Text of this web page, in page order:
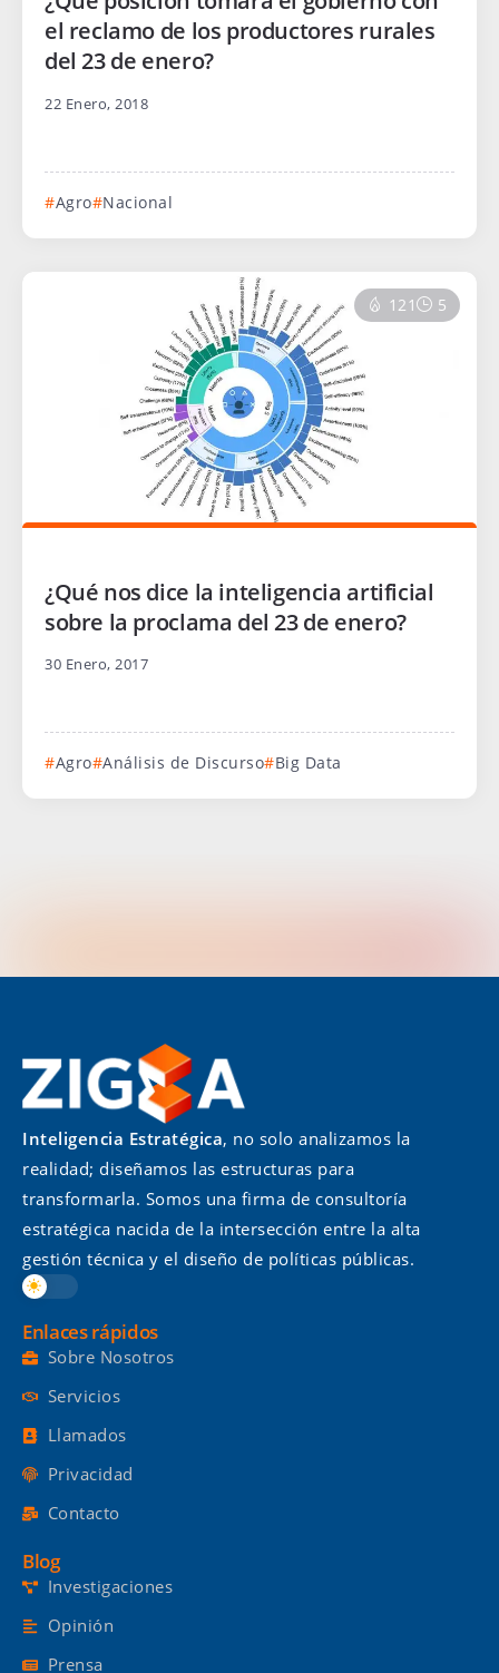
el reclamo de los productores rurales
del 23 de enero?
22 Enero, 2018
Agro Nacional
121 5
¿Qué nos dice la inteligencia artificial
sobre la proclama del 23 de enero?
30 Enero, 2017
Agro Análisis de Discurso Big Data
Inteligencia Estratégica, no solo analizamos la
realidad; diseñamos las estructuras para
transformarla. Somos una firma de consultoría
estratégica nacida de la intersección entre la alta
gestión técnica y el diseño de políticas públicas.
Enlaces rápidos
Sobre Nosotros
Servicios
Llamados
Privacidad
Contacto
Blog
Investigaciones
Opinión
Prensa